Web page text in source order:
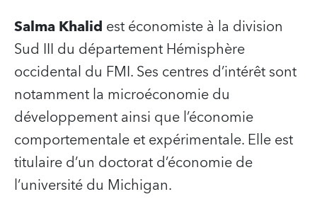
Salma Khalid est économiste à la division
Sud III du département Hémisphère
occidental du FMI. Ses centres d’intérêt sont
notamment la microéconomie du
développement ainsi que l’économie
comportementale et expérimentale. Elle est
titulaire d’un doctorat d’économie de
l’université du Michigan.